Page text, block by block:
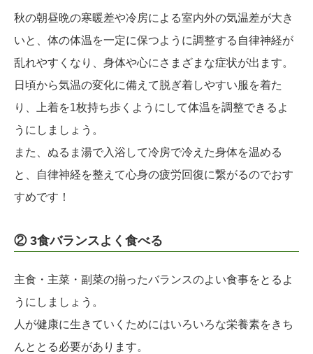
秋の朝昼晩の寒暖差や冷房による室内外の気温差が大き
いと、体の体温を一定に保つように調整する自律神経が
乱れやすくなり、身体や心にさまざまな症状が出ます。
日頃から気温の変化に備えて脱ぎ着しやすい服を着た
り、上着を1枚持ち歩くようにして体温を調整できるよ
うにしましょう。
また、ぬるま湯で入浴して冷房で冷えた身体を温める
と、自律神経を整えて心身の疲労回復に繋がるのでおす
すめです！
② 3食バランスよく食べる
主食・主菜・副菜の揃ったバランスのよい食事をとるよ
うにしましょう。
人が健康に生きていくためにはいろいろな栄養素をきち
んととる必要があります。